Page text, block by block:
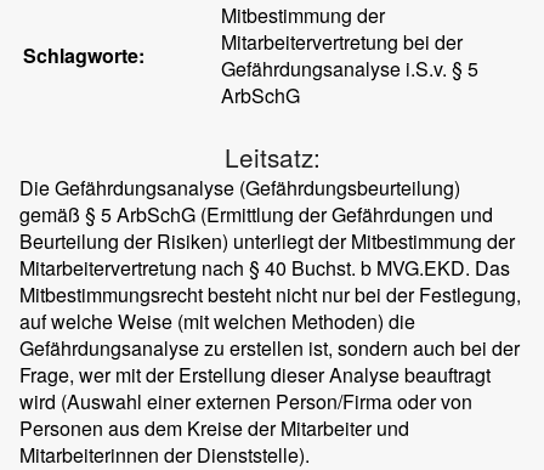
Schlagworte:
Mitbestimmung der
Mitarbeitervertretung bei der
Gefährdungsanalyse i.S.v. § 5
ArbSchG
Leitsatz:
Die Gefährdungsanalyse (Gefährdungsbeurteilung)
gemäß § 5 ArbSchG (Ermittlung der Gefährdungen und
Beurteilung der Risiken) unterliegt der Mitbestimmung der
Mitarbeitervertretung nach § 40 Buchst. b MVG.EKD. Das
Mitbestimmungsrecht besteht nicht nur bei der Festlegung,
auf welche Weise (mit welchen Methoden) die
Gefährdungsanalyse zu erstellen ist, sondern auch bei der
Frage, wer mit der Erstellung dieser Analyse beauftragt
wird (Auswahl einer externen Person/Firma oder von
Personen aus dem Kreise der Mitarbeiter und
Mitarbeiterinnen der Dienststelle).